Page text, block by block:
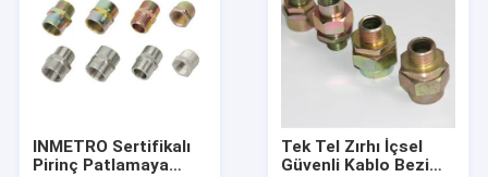
VİDEOLAR
Hakkımızda
INMETRO Sertifikalı
Pirinç Patlamaya
Tek Tel Zırhı İçsel
Güvenli Kablo Bezi